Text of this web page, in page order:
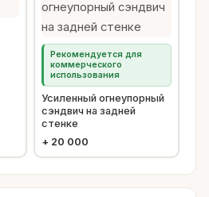
Рекомендуется для
коммерческого
использования
Усиленный огнеупорный
сэндвич на задней
стенке
+ 20 000